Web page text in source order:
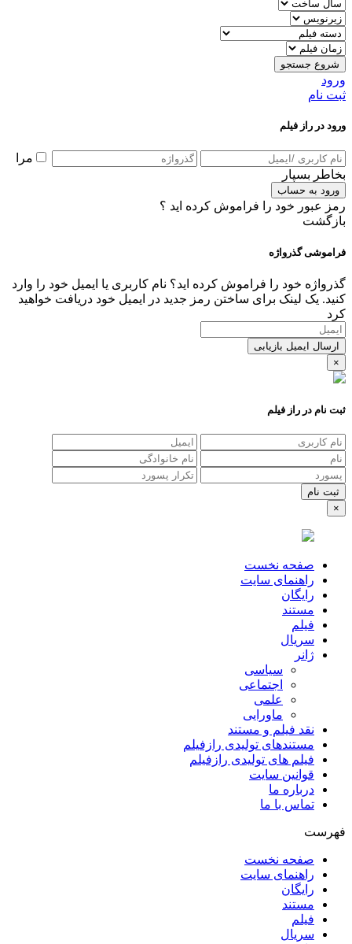
شروع جستجو
ورود
ثبت نام
ورود در راز فیلم
مرا
بخاطر بسپار
ورود به حساب
رمز عبور خود را فراموش کرده اید ؟
بازگشت
فراموشی گذرواژه
گذرواژه خود را فراموش کرده اید؟ نام کاربری یا ایمیل خود را وارد
کنید. یک لینک برای ساختن رمز جدید در ایمیل خود دریافت خواهید
کرد
ارسال ایمیل بازیابی
×
ثبت نام در راز فیلم
×
صفحه نخست
راهنمای سایت
رایگان
مستند
فیلم
سریال
ژانر
سیاسی
اجتماعی
علمی
ماورایی
نقد فیلم و مستند
مستندهای تولیدی رازفیلم
فیلم های تولیدی رازفیلم
قوانین سایت
درباره ما
تماس با ما
فهرست
صفحه نخست
راهنمای سایت
رایگان
مستند
فیلم
سریال